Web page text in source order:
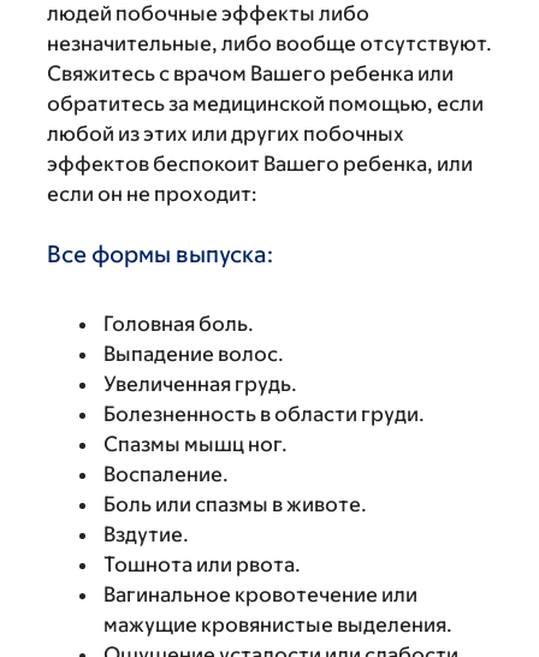
людей побочные эффекты либо
незначительные, либо вообще отсутствуют.
Свяжитесь с врачом Вашего ребенка или
обратитесь за медицинской помощью, если
любой из этих или других побочных
эффектов беспокоит Вашего ребенка, или
если он не проходит:
Все формы выпуска:
Головная боль.
Выпадение волос.
Увеличенная грудь.
Болезненность в области груди.
Спазмы мышц ног.
Воспаление.
Боль или спазмы в животе.
Вздутие.
Тошнота или рвота.
Вагинальное кровотечение или
мажущие кровянистые выделения.